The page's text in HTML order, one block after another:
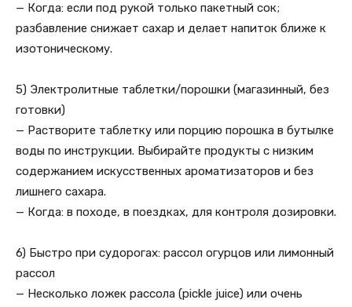
— Когда: если под рукой только пакетный сок;
разбавление снижает сахар и делает напиток ближе к
изотоническому.
5) Электролитные таблетки/порошки (магазинный, без
готовки)
— Растворите таблетку или порцию порошка в бутылке
воды по инструкции. Выбирайте продукты с низким
содержанием искусственных ароматизаторов и без
лишнего сахара.
— Когда: в походе, в поездках, для контроля дозировки.
6) Быстро при судорогах: рассол огурцов или лимонный
рассол
— Несколько ложек рассола (pickle juice) или очень